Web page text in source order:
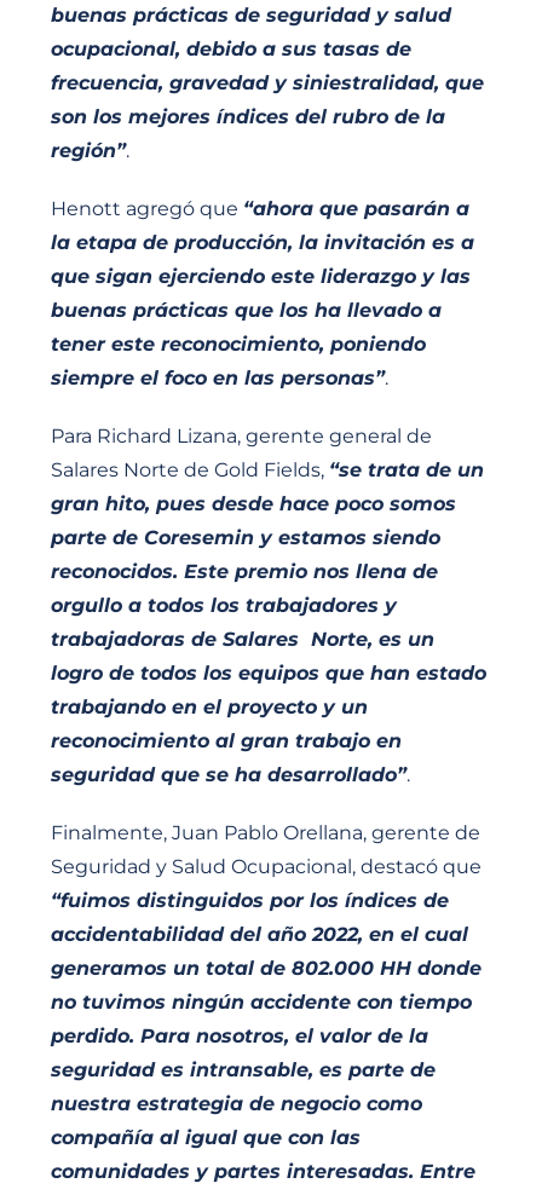
buenas prácticas de seguridad y salud
ocupacional, debido a sus tasas de
frecuencia, gravedad y siniestralidad, que
son los mejores índices del rubro de la
región”.
Henott agregó que “ahora que pasarán a
la etapa de producción, la invitación es a
que sigan ejerciendo este liderazgo y las
buenas prácticas que los ha llevado a
tener este reconocimiento, poniendo
siempre el foco en las personas”.
Para Richard Lizana, gerente general de
Salares Norte de Gold Fields, “se trata de un
gran hito, pues desde hace poco somos
parte de Coresemin y estamos siendo
reconocidos. Este premio nos llena de
orgullo a todos los trabajadores y
trabajadoras de Salares Norte, es un
logro de todos los equipos que han estado
trabajando en el proyecto y un
reconocimiento al gran trabajo en
seguridad que se ha desarrollado”.
Finalmente, Juan Pablo Orellana, gerente de
Seguridad y Salud Ocupacional, destacó que
“fuimos distinguidos por los índices de
accidentabilidad del año 2022, en el cual
generamos un total de 802.000 HH donde
no tuvimos ningún accidente con tiempo
perdido. Para nosotros, el valor de la
seguridad es intransable, es parte de
nuestra estrategia de negocio como
compañía al igual que con las
comunidades y partes interesadas. Entre